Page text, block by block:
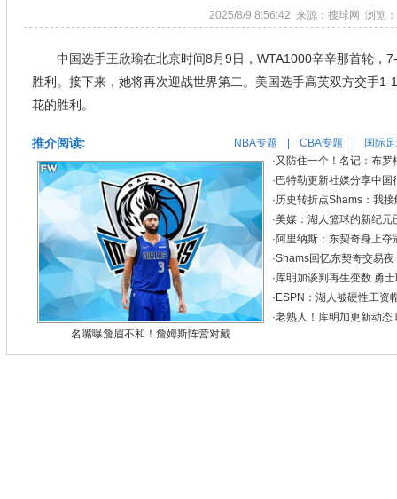
2025/8/9 8:56:42 来源：搜球网 浏览：
中国选手王欣瑜在北京时间8月9日，WTA1000辛辛那首轮，
胜利。接下来，她将再次迎战世界第二。美国选手高芙双方交手
花的胜利。
推介阅读: NBA专题 CBA专题 国际
名嘴曝詹眉不和！詹姆斯阵营对戴
·又防住一个！名记：布
· 巴特勒更新社媒分享中
·历史转折点Shams：我
·美媒：湖人篮球的新纪元
·阿里纳斯：东契奇身上
·Shams回忆东契奇交易
·库明加谈判再生变数 勇
· ESPN：湖人被硬性工资
·老熟人！库明加更新动态